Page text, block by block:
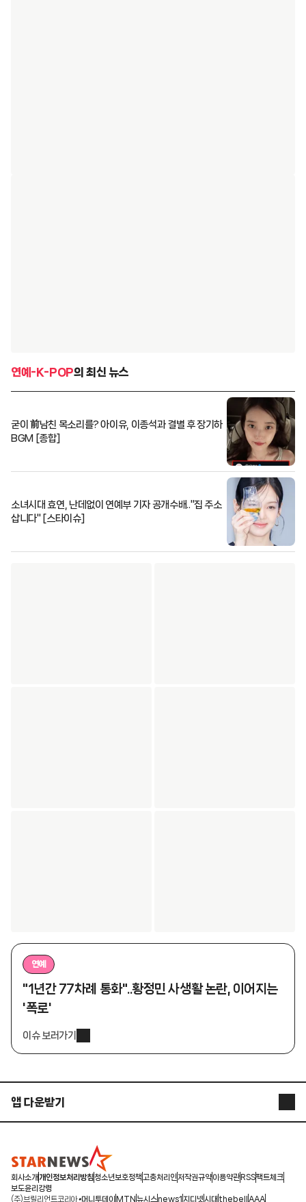
연예-K-POP의 최신 뉴스
굳이 前남친 목소리를? 아이유, 이종석과 결별 후 장기하
BGM [종합]
소녀시대 효연, 난데없이 연예부 기자 공개수배.."집 주소
삽니다" [스타이슈]
연예
"1년간 77차례 통화"..황정민 사생활 논란, 이어지는
'폭로'
이슈 보러가기
앱 다운받기
STARPOLL
회사소개 개인정보처리방침청소년보호정책 고충처리인저작권규약이용약관 RSS팩트체크
보도윤리강령
(주)브릴리언트코리아 머니투데이 MTN 뉴시스news1 지디넷시대 thebell AAA